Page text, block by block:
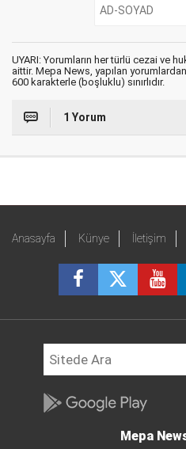
UYARI: Yorumların her türlü cezai ve
aittir. Mepa News, yapılan
600 karakterle (boşluklu) sınırlıdır.
1 Yorum
Anasayfa Künye İletişim
Mepa